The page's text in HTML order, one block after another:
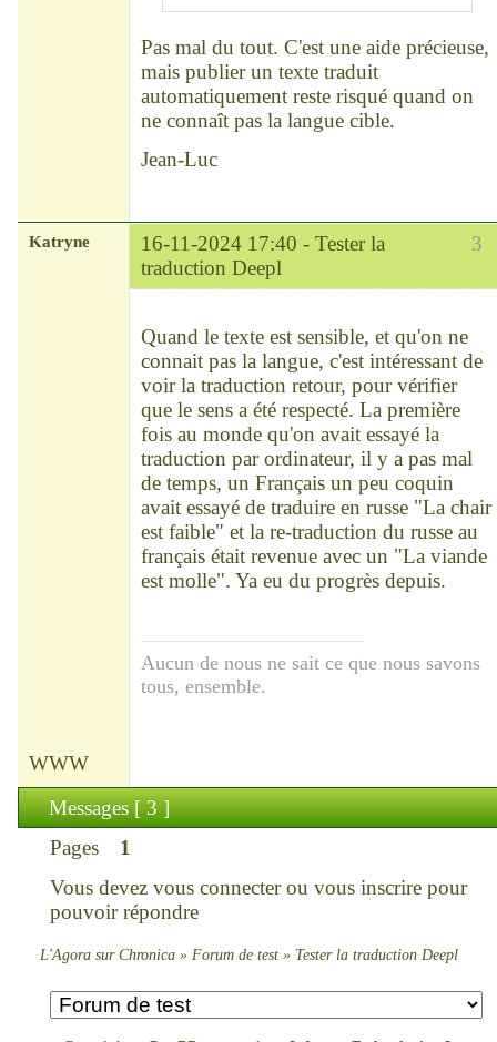
Pas mal du tout. C'est une aide précieuse,
mais publier un texte traduit
automatiquement reste risqué quand on
ne connaît pas la langue cible.
Jean-Luc
3
Katryne 16-11-2024 17:40 - Tester la
traduction Deepl
Quand le texte est sensible, et qu'on ne
connait pas la langue, c'est intéressant de
voir la traduction retour, pour vérifier
que le sens a été respecté. La première
fois au monde qu'on avait essayé la
traduction par ordinateur, il y a pas mal
de temps, un Français un peu coquin
avait essayé de traduire en russe "La chair
est faible" et la re-traduction du russe au
français était revenue avec un "La viande
est molle". Ya eu du progrès depuis.
Aucun de nous ne sait ce que nous savons
tous, ensemble.
WWW
Messages [ 3 ]
Pages
1
Vous devez vous connecterou vous inscrirepour
pouvoir répondre
L'Agora sur Chronica » Forum de test » Tester la traduction Deepl